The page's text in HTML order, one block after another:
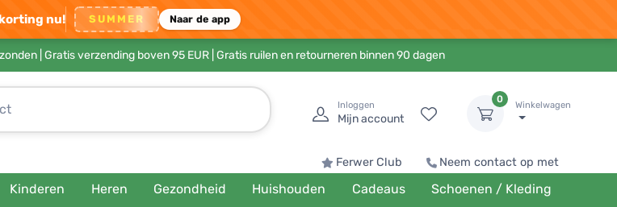
nu! SUMMER Naar de app
| Gratis verzending boven 95 EUR| Gratis ruilen en retourneren binnen 90 dagen
Inloggen
Mijn account
0
Winkelwagen
Ferwer Club Neem contact op met
Kinderen Heren Gezondheid Huishouden Cadeaus Schoenen / Kleding